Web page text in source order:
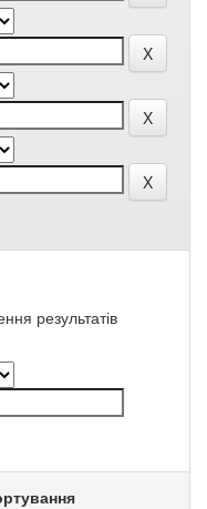
результатів